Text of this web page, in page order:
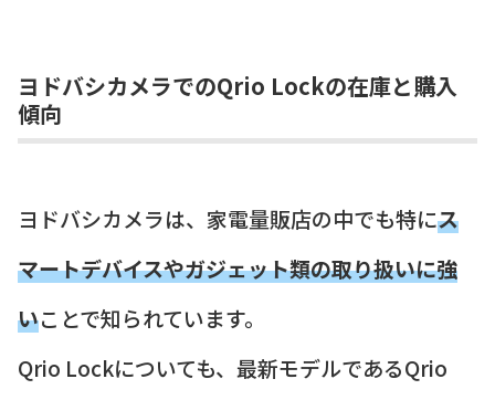
ヨドバシカメラでのQrio Lockの在庫と購入
傾向
ヨドバシカメラは、家電量販店の中でも特にス
マートデバイスやガジェット類の取り扱いに強
いことで知られています。
Qrio Lockについても、最新モデルであるQrio